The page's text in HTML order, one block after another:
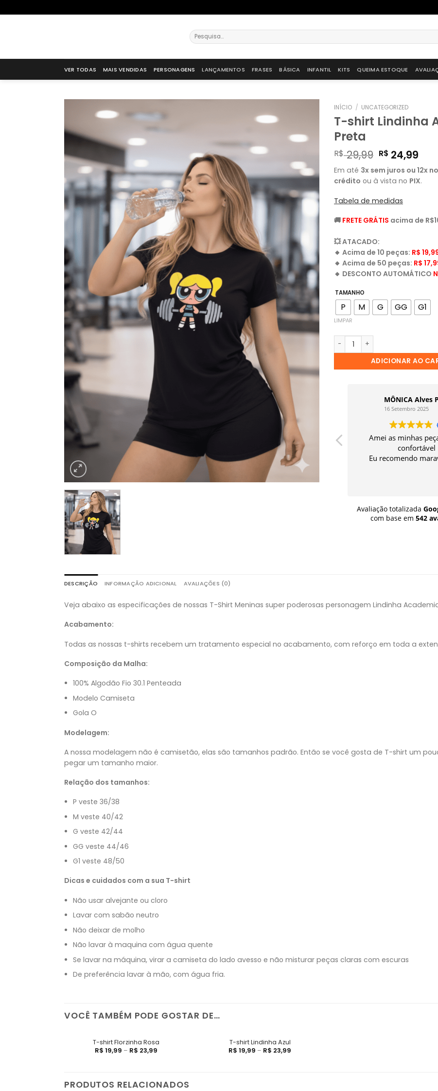
VER TODAS MAIS VENDIDAS PERSONAGENS LANÇAMENTOS FRASES BÁSICA INFANTIL KITS QUEIMA ESTOQUE
INÍCIO / UNCATEGORIZED
T-shirt Lindinha
Preta
R$29,99 R$ 24,99
Em até 3x sem juros ou 12x
crédito ou à vista no PIX.
Tabela de medidas
🚚 FRETE GRÁTIS acima de
💥ATACADO:
🔸 Acima de 10 peças: R$
🔸 Acima de 50 peças: R$
🔸 DESCONTO AUTOMÁTICO
TAMANHO
P M G GG G1
LIMPAR
ADICIONAR AO
Mirian Pedroso
10 Outubro 2025
Loja maravilhosa compro a 2 anos
vendedora Liliane sempre
prestativa
Maruana Toledo
19 Setembro 2025
Super indico são lindas as peças
super confortável de usa sempre
compre nessa loja adoro...
MÔNICA Alves
16 Setembro 2025
Amei as minhas
confortável
Eu recomendo
Avaliação totalizada
com base em 542
DESCRIÇÃO INFORMAÇÃO ADICIONAL AVALIAÇÕES (0)
Veja abaixo as especificações de nossas T-Shirt Meninas super poderosas personagem Lindinha
Acabamento:
Todas as nossas t-shirts recebem um tratamento especial no acabamento, com reforço em toda a
Composição da Malha:
100% Algodão Fio 30.1 Penteada
Modelo Camiseta
Gola O
Modelagem:
A nossa modelagem não é camisetão, elas são tamanhos padrão. Então se você gosta de T-shirt um
pegar um tamanho maior.
Relação dos tamanhos:
P veste 36/38
M veste 40/42
G veste 42/44
GG veste 44/46
G1 veste 48/50
Dicas e cuidados com a sua T-shirt
Não usar alvejante ou cloro
Lavar com sabão neutro
Não deixar de molho
Não lavar à maquina com água quente
Se lavar na máquina, virar a camiseta do lado avesso e não misturar peças claras com escuras
De preferência lavar à mão, com água fria.
VOCÊ TAMBÉM PODE GOSTAR DE…
T-shirt Florzinha Rosa
R$ 19,99 – R$ 23,99
T-shirt Lindinha Azul
R$ 19,99 – R$ 23,99
PRODUTOS RELACIONADOS